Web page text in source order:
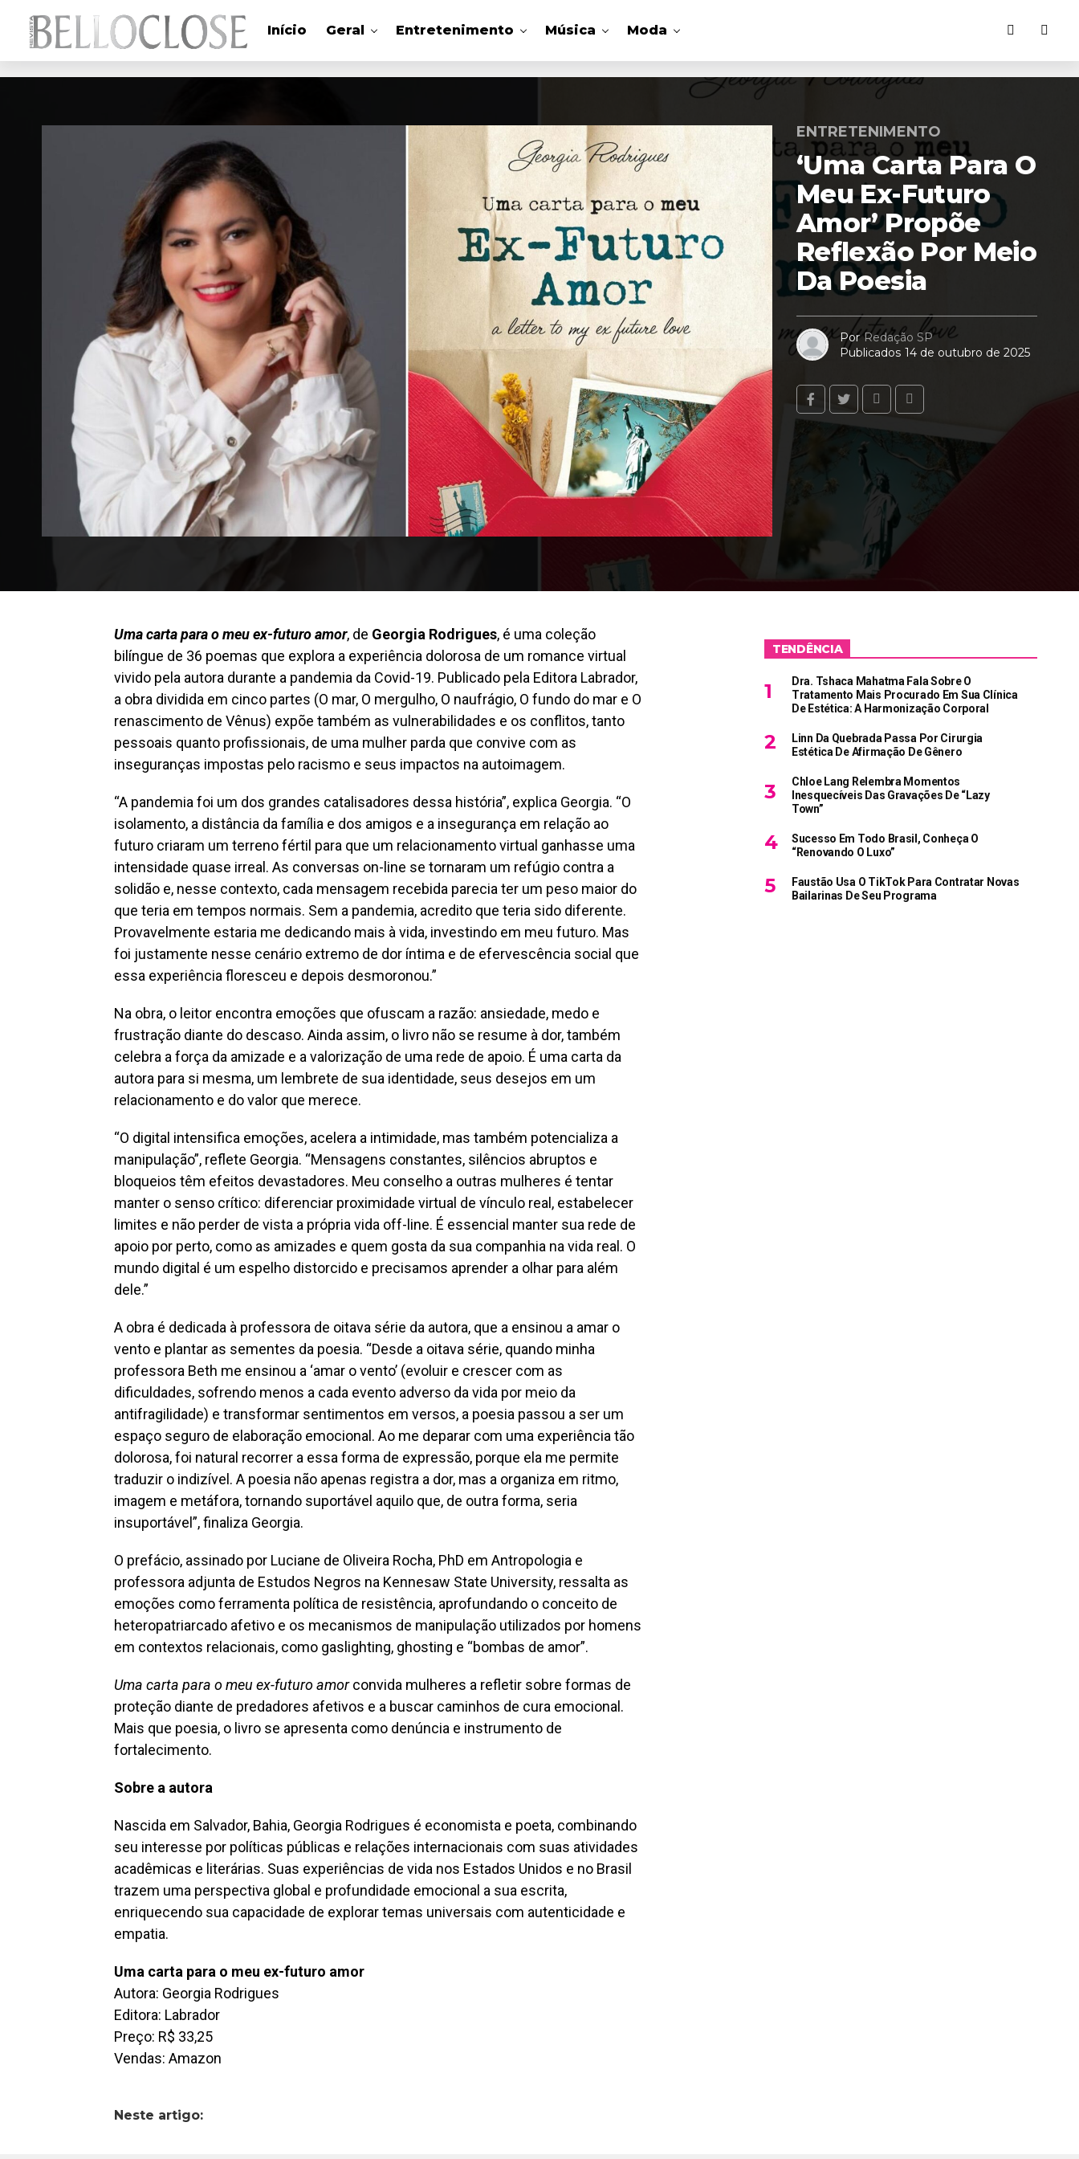
Início Geral Entretenimento Música Moda
ENTRETENIMENTO
‘Uma Carta Para O
Meu Ex-Futuro
Amor’ Propõe
Reflexão Por Meio
Da Poesia
Por Redação SP
Publicados 14 de outubro de 2025
Uma carta para o meu ex-futuro amor, de Georgia Rodrigues, é uma coleção
bilíngue de 36 poemas que explora a experiência dolorosa de um romance virtual
vivido pela autora durante a pandemia da Covid-19. Publicado pela Editora Labrador,
a obra dividida em cinco partes (O mar, O mergulho, O naufrágio, O fundo do mar e O
renascimento de Vênus) expõe também as vulnerabilidades e os conflitos, tanto
pessoais quanto profissionais, de uma mulher parda que convive com as
inseguranças impostas pelo racismo e seus impactos na autoimagem.
“A pandemia foi um dos grandes catalisadores dessa história”, explica Georgia. “O
isolamento, a distância da família e dos amigos e a insegurança em relação ao
futuro criaram um terreno fértil para que um relacionamento virtual ganhasse uma
intensidade quase irreal. As conversas on-line se tornaram um refúgio contra a
solidão e, nesse contexto, cada mensagem recebida parecia ter um peso maior do
que teria em tempos normais. Sem a pandemia, acredito que teria sido diferente.
Provavelmente estaria me dedicando mais à vida, investindo em meu futuro. Mas
foi justamente nesse cenário extremo de dor íntima e de efervescência social que
essa experiência floresceu e depois desmoronou.”
Na obra, o leitor encontra emoções que ofuscam a razão: ansiedade, medo e
frustração diante do descaso. Ainda assim, o livro não se resume à dor, também
celebra a força da amizade e a valorização de uma rede de apoio. É uma carta da
autora para si mesma, um lembrete de sua identidade, seus desejos em um
relacionamento e do valor que merece.
“O digital intensifica emoções, acelera a intimidade, mas também potencializa a
manipulação”, reflete Georgia. “Mensagens constantes, silêncios abruptos e
bloqueios têm efeitos devastadores. Meu conselho a outras mulheres é tentar
manter o senso crítico: diferenciar proximidade virtual de vínculo real, estabelecer
limites e não perder de vista a própria vida off-line. É essencial manter sua rede de
apoio por perto, como as amizades e quem gosta da sua companhia na vida real. O
mundo digital é um espelho distorcido e precisamos aprender a olhar para além
dele.”
A obra é dedicada à professora de oitava série da autora, que a ensinou a amar o
vento e plantar as sementes da poesia. “Desde a oitava série, quando minha
professora Beth me ensinou a ‘amar o vento’ (evoluir e crescer com as
dificuldades, sofrendo menos a cada evento adverso da vida por meio da
antifragilidade) e transformar sentimentos em versos, a poesia passou a ser um
espaço seguro de elaboração emocional. Ao me deparar com uma experiência tão
dolorosa, foi natural recorrer a essa forma de expressão, porque ela me permite
traduzir o indizível. A poesia não apenas registra a dor, mas a organiza em ritmo,
imagem e metáfora, tornando suportável aquilo que, de outra forma, seria
insuportável”, finaliza Georgia.
O prefácio, assinado por Luciane de Oliveira Rocha, PhD em Antropologia e
professora adjunta de Estudos Negros na Kennesaw State University, ressalta as
emoções como ferramenta política de resistência, aprofundando o conceito de
heteropatriarcado afetivo e os mecanismos de manipulação utilizados por homens
em contextos relacionais, como gaslighting, ghosting e “bombas de amor”.
Uma carta para o meu ex-futuro amorconvida mulheres a refletir sobre formas de
proteção diante de predadores afetivos e a buscar caminhos de cura emocional.
Mais que poesia, o livro se apresenta como denúncia e instrumento de
fortalecimento.
Sobre a autora
Nascida em Salvador, Bahia, Georgia Rodrigues é economista e poeta, combinando
seu interesse por políticas públicas e relações internacionais com suas atividades
acadêmicas e literárias. Suas experiências de vida nos Estados Unidos e no Brasil
trazem uma perspectiva global e profundidade emocional a sua escrita,
enriquecendo sua capacidade de explorar temas universais com autenticidade e
empatia.
Uma carta para o meu ex-futuro amor
Autora: Georgia Rodrigues
Editora: Labrador
Preço: R$ 33,25
Vendas: Amazon
Neste artigo:
TENDÊNCIA
Dra. Tshaca Mahatma Fala Sobre O
Tratamento Mais Procurado Em Sua Clínica
De Estética: A Harmonização Corporal
Linn Da Quebrada Passa Por Cirurgia
Estética De Afirmação De Gênero
Chloe Lang Relembra Momentos
Inesquecíveis Das Gravações De “Lazy
Town”
Sucesso Em Todo Brasil, Conheça O
“Renovando O Luxo”
Faustão Usa O TikTok Para Contratar Novas
Bailarinas De Seu Programa